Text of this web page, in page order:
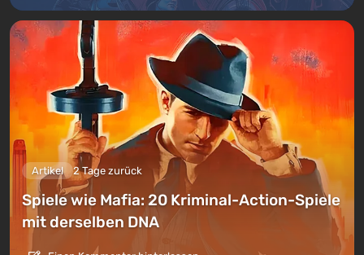
Artikel 2 Tage zurück
Spiele wie Mafia: 20 Kriminal-Action-Spiele
mit derselben DNA